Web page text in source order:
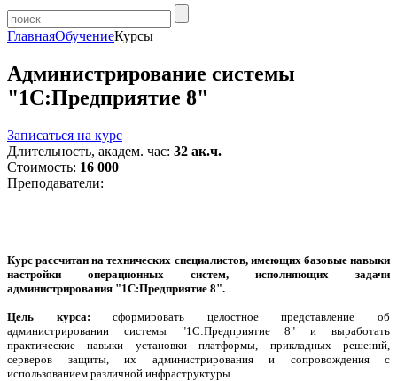
ГлавнаяОбучениеКурсы
Администрирование системы
"1С:Предприятие 8"
Записаться на курс
Длительность, академ. час: 32 ак.ч.
Стоимость: 16 000
Преподаватели:
Курс рассчитан на технических специалистов, имеющих базовые навыки
настройки операционных систем, исполняющих задачи
администрирования "1С:Предприятие 8".
Цель курса: сформировать целостное представление об
администрировании системы "1С:Предприятие 8" и выработать
практические навыки установки платформы, прикладных решений,
серверов защиты, их администрирования и сопровождения с
использованием различной инфраструктуры.